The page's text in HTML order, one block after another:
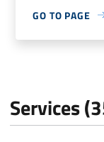
GO TO PAGE
Services